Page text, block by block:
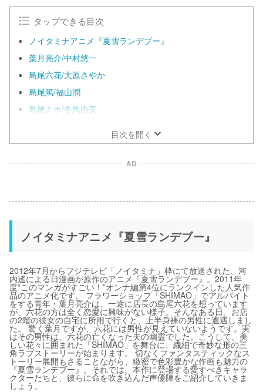
タップできる目次
ノイタミナアニメ『夏雪ランデブー』
葉月亮介/中村悠一
島尾六花/大原さやか
島尾篤/福山潤
島尾ミホ/冬馬由美
目次を開く
AD
ノイタミナアニメ『夏雪ランデブー』
2012年7月からフジテレビ「ノイタミナ」枠にて放送された、河
内遙による日漫画が原作のアニメ『夏雪ランデブー』。2011年
度“このマンガがすごい！”オンナ編第4位にランクインした人気作
品のアニメ化です。 フラワーショップ「SHIMAO」でアルバイト
をする青年・葉月亮介は、一途に店長の島尾六花を想っています
が、六花の方は全く恋愛に興味がない様子。そんなある日、お店
の2階の彼女の自宅に所用で行くと、上半身裸の男性に遭遇しまし
た。 驚く葉月ですが、六花には男性が見えていないようです。実
はその男性は、六花の亡くなった夫の幽霊でした。こうして、美
しい花々に囲まれた「SHIMAO」を舞台に、繊細で奇妙な形の三
角ラブストーリーが始まります。 切なくファンタスティックなス
トーリー展開もさることながら、緻密で色彩豊かな作画も魅力の
『夏雪ランデブー』。それでは、本作に登場する愛すべきキャラ
クターたちと、彼らに命を吹き込んだ声優陣をご紹介していきま
しょう。